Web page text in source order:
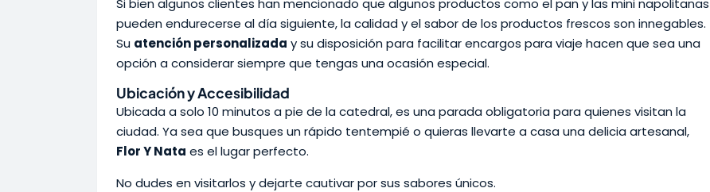
Si bien algunos clientes han mencionado que algunos productos como el pan y las mini napolitanas
pueden endurecerse al día siguiente, la calidad y el sabor de los productos frescos son innegables.
Su atención personalizada y su disposición para facilitar encargos para viaje hacen que sea una
opción a considerar siempre que tengas una ocasión especial.
Ubicación y Accesibilidad
Ubicada a solo 10 minutos a pie de la catedral, es una parada obligatoria para quienes visitan la
ciudad. Ya sea que busques un rápido tentempié o quieras llevarte a casa una delicia artesanal,
Flor Y Nata es el lugar perfecto.
No dudes en visitarlos y dejarte cautivar por sus sabores únicos.